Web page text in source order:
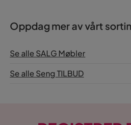
Oppdag mer av vårt
Se alle SALG Møbler
Se alle Seng TILBUD